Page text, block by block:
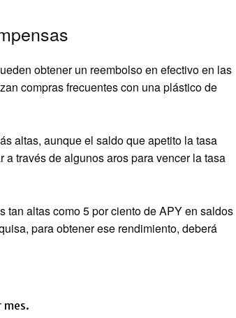
obtener un reembolso en efectivo en las
compras frecuentes con una plástico de
altas, aunque el saldo que apetito la tasa
través de algunos aros para vencer la tasa
tan altas como 5 por ciento de APY en saldos
para obtener ese rendimiento, deberá
mes.